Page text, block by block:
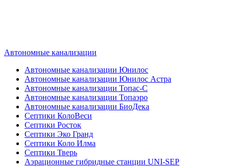
Автономные канализации
Автономные канализации Юнилос
Автономные канализации Юнилос Астра
Автономные канализации Топас-С
Автономные канализации Топаэро
Автономные канализации БиоДека
Септики КолоВеси
Септики Росток
Септики Эко Гранд
Септики Коло Илма
Септики Тверь
Аэрационные гибридные станции UNI-SEP